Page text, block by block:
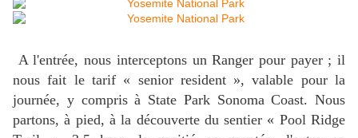
A l'entrée, nous interceptons un Ranger pour payer ; il
nous fait le tarif « senior resident », valable pour la
journée, y compris à State Park Sonoma Coast. Nous
partons, à pied, à la découverte du sentier « Pool Ridge